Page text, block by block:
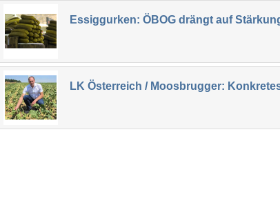
Essiggurken: ÖBOG drängt auf
LK Österreich / Moosbrugger: